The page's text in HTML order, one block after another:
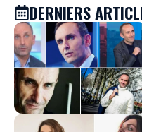
DERNIERS